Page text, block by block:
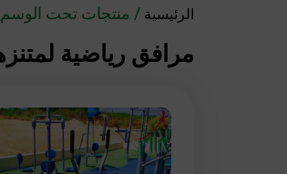
الرئيسية / منتجات تحت الوسم
مرافق رياضية